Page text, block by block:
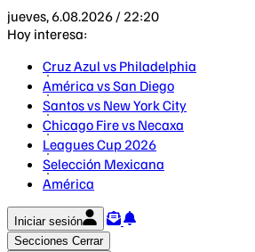
jueves, 6.08.2026 / 22:20
Hoy interesa:
Cruz Azul vs Philadelphia
América vs San Diego
Santos vs New York City
Chicago Fire vs Necaxa
Leagues Cup 2026
Selección Mexicana
América
Iniciar sesión
Secciones Cerrar